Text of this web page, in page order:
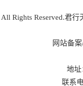
All Rights Reserved.君
网站备
地址
联系电